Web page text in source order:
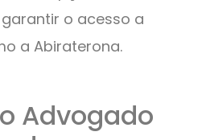
o acesso a
a Abiraterona.
Advogado